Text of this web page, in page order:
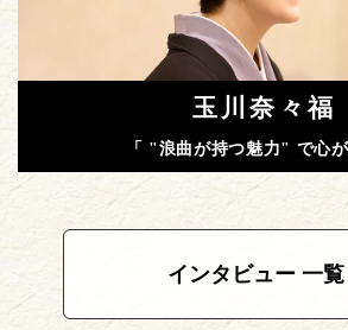
玉川奈々福
「 "浪曲が持つ魅力" で心が
インタビュー 一覧